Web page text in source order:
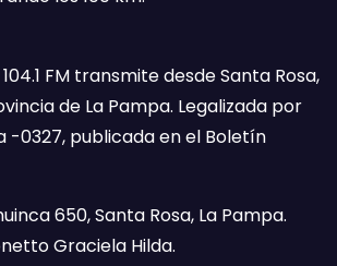
FM transmite desde Santa Rosa,
de La Pampa. Legalizada por
-0327, publicada en el Boletín
650, Santa Rosa, La Pampa.
Graciela Hilda.